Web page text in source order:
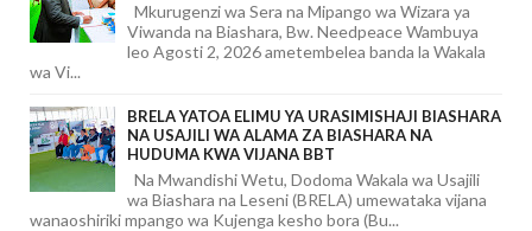
Mkurugenzi wa Sera na Mipango wa Wizara ya
Viwanda na Biashara, Bw. Needpeace Wambuya
leo Agosti 2, 2026 ametembelea banda la Wakala
wa Vi...
BRELA YATOA ELIMU YA URASIMISHAJI BIASHARA
NA USAJILI WA ALAMA ZA BIASHARA NA
HUDUMA KWA VIJANA BBT
Na Mwandishi Wetu, Dodoma Wakala wa Usajili
wa Biashara na Leseni (BRELA) umewataka vijana
wanaoshiriki mpango wa Kujenga kesho bora (Bu...